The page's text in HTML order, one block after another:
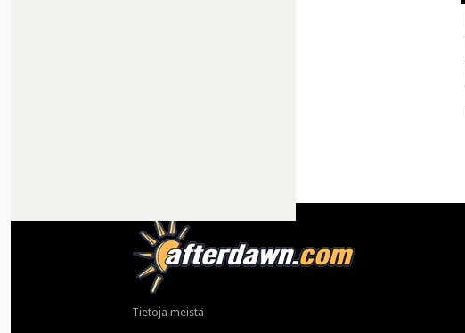
Tietoja meistä